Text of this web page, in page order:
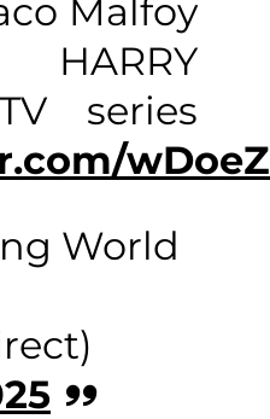
Malfoy
series
World